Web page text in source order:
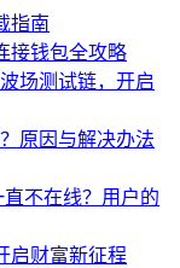
指南
接钱包全攻略
场测试链，开启
原因与解决办法
不在线？用户的
启财富新征程